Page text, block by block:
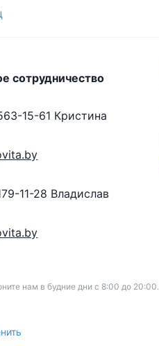
сотрудничество
15-61 Кристина
11-28 Владислав
нам в будние дни с 8:00 до 20:00.